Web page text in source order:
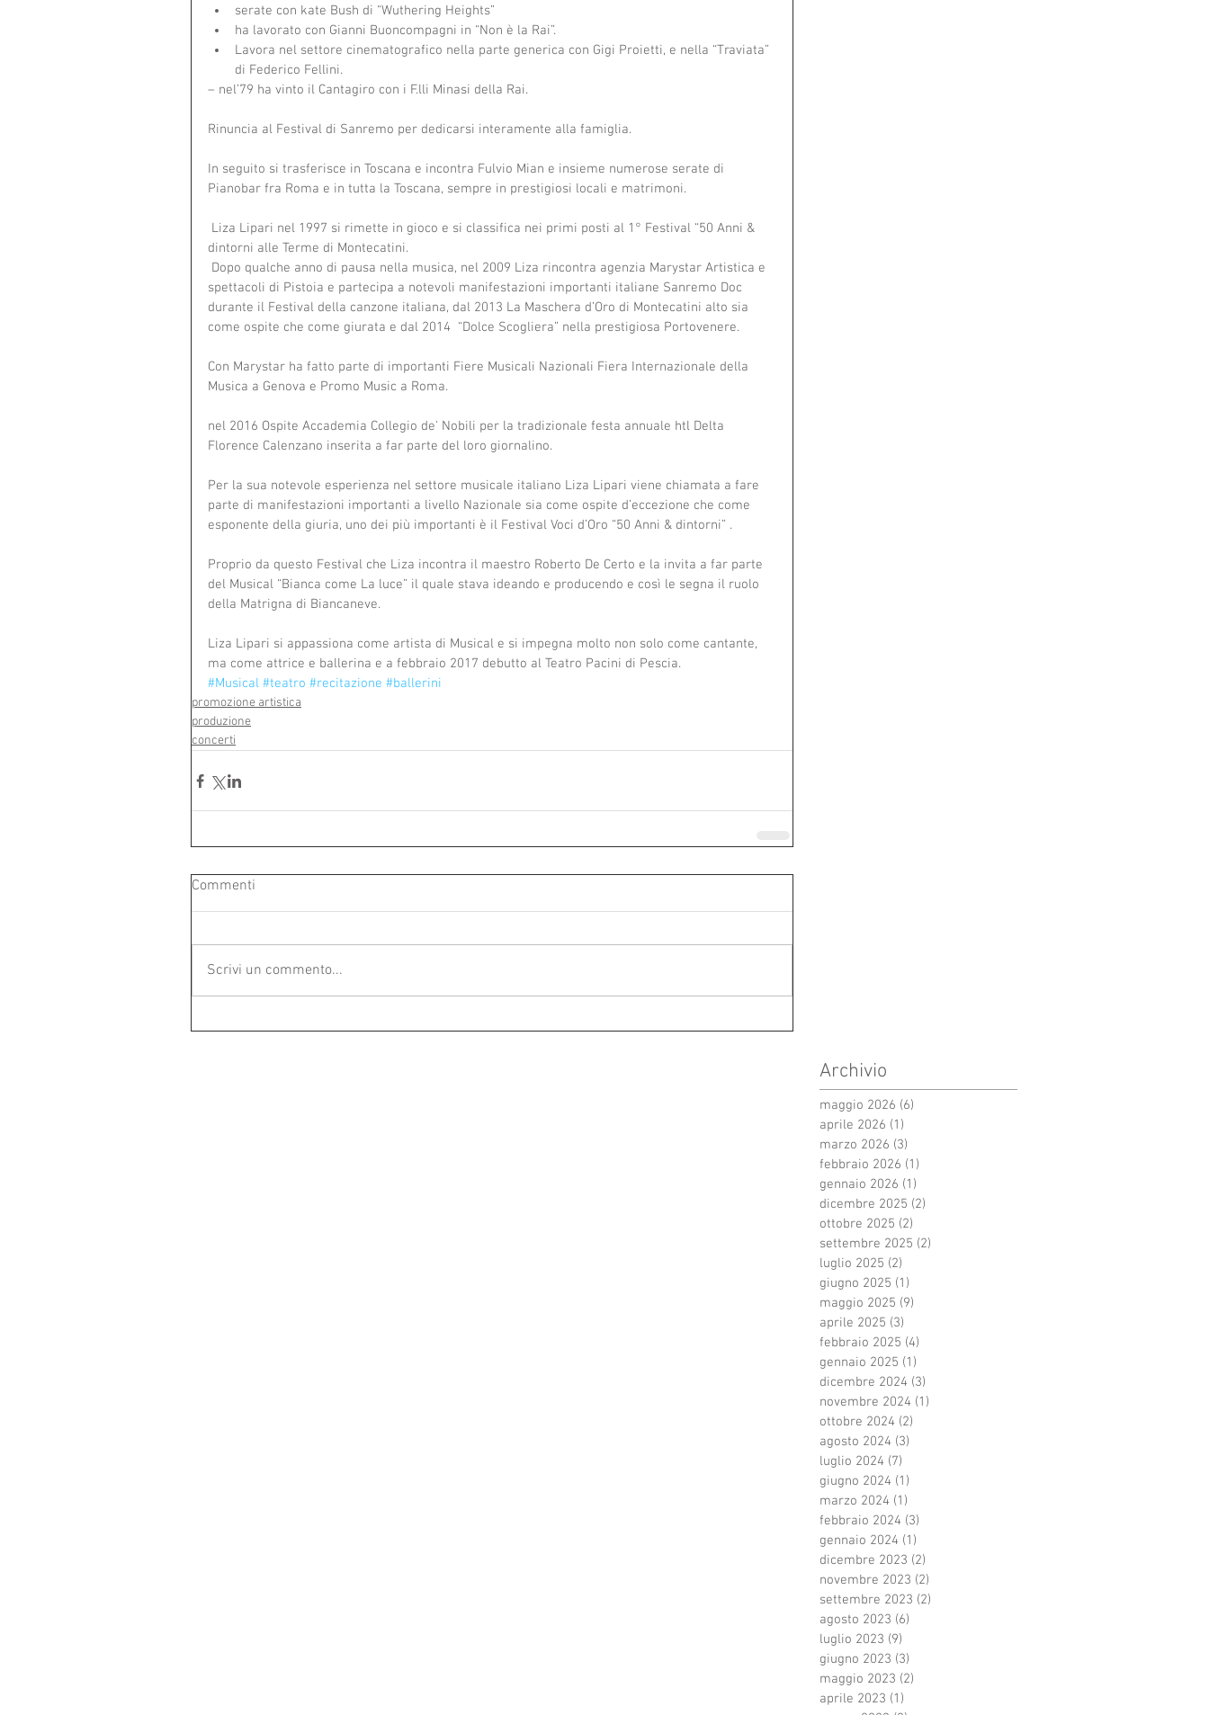
serate con kate Bush di “Wuthering Heights”
ha lavorato con Gianni Buoncompagni in “Non è la Rai”.
Lavora nel settore cinematografico nella parte generica con Gigi Proietti, e nella “Traviata”
di Federico Fellini.
– nel’79 ha vinto il Cantagiro con i F.lli Minasi della Rai.
Rinuncia al Festival di Sanremo per dedicarsi interamente alla famiglia.
In seguito si trasferisce in Toscana e incontra Fulvio Mian e insieme numerose serate di
Pianobar fra Roma e in tutta la Toscana, sempre in prestigiosi locali e matrimoni.
dintorni alle Terme di Montecatini.
spettacoli di Pistoia e partecipa a notevoli manifestazioni importanti italiane Sanremo Doc
durante il Festival della canzone italiana, dal 2013 La Maschera d’Oro di Montecatini alto sia
come ospite che come giurata e dal 2014  “Dolce Scogliera” nella prestigiosa Portovenere.
Con Marystar ha fatto parte di importanti Fiere Musicali Nazionali Fiera Internazionale della
Musica a Genova e Promo Music a Roma.
nel 2016 Ospite Accademia Collegio de' Nobili per la tradizionale festa annuale htl Delta
Florence Calenzano inserita a far parte del loro giornalino.
Per la sua notevole esperienza nel settore musicale italiano Liza Lipari viene chiamata a fare
parte di manifestazioni importanti a livello Nazionale sia come ospite d’eccezione che come
esponente della giuria, uno dei più importanti è il Festival Voci d’Oro “50 Anni & dintorni” .
Proprio da questo Festival che Liza incontra il maestro Roberto De Certo e la invita a far parte
del Musical “Bianca come La luce” il quale stava ideando e producendo e così le segna il ruolo
della Matrigna di Biancaneve.
Liza Lipari si appassiona come artista di Musical e si impegna molto non solo come cantante,
ma come attrice e ballerina e a febbraio 2017 debutto al Teatro Pacini di Pescia.
#Musical #teatro #recitazione #ballerini
promozione artistica
produzione
concerti
Commenti
Scrivi un commento...
Archivio
maggio 2026 (6)
aprile 2026 (1)
marzo 2026 (3)
febbraio 2026 (1)
gennaio 2026 (1)
dicembre 2025 (2)
ottobre 2025 (2)
settembre 2025 (2)
luglio 2025 (2)
giugno 2025 (1)
maggio 2025 (9)
aprile 2025 (3)
febbraio 2025 (4)
gennaio 2025 (1)
dicembre 2024 (3)
novembre 2024 (1)
ottobre 2024 (2)
agosto 2024 (3)
luglio 2024 (7)
giugno 2024 (1)
marzo 2024 (1)
febbraio 2024 (3)
gennaio 2024 (1)
dicembre 2023 (2)
novembre 2023 (2)
settembre 2023 (2)
agosto 2023 (6)
luglio 2023 (9)
giugno 2023 (3)
maggio 2023 (2)
aprile 2023 (1)